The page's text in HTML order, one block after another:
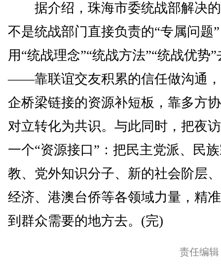
据介绍，珠海市委统战部解决
不是统战部门直接负责的“专属问题
用“统战理念”“统战方法”“统战优势
——靠联谊交友积累的信任做沟通
企桥梁链接的资源补短板，靠多方
对立转化为共识。与此同时，把夜
一个“资源接口”：把民主党派、民
教、党外知识分子、新的社会阶层
经济、港澳台侨等各领域力量，精
到群众需要的地方去。(完)
责任编